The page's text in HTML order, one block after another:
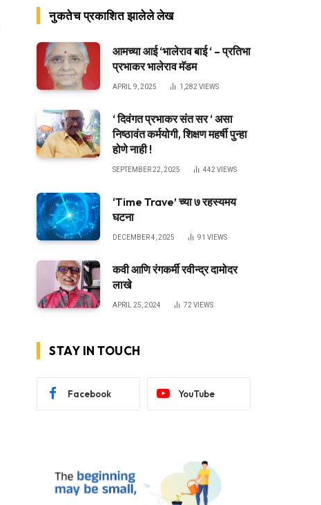
नुकतेच प्रकाशित झालेले लेख
आमच्या आई ‘भालेराव बाई ‘ – प्रतिभा
प्रभाकर भालेराव मॅडम
APRIL 9, 2025 1,282 VIEWS
‘ दिवंगत प्रभाकर संत सर ‘ असा
निष्ठावंत कर्मयोगी, शिक्षण महर्षी पुन्हा
होणे नाही !
SEPTEMBER 22, 2025 442 VIEWS
‘Time Trave’ च्या ७ रहस्यमय
घटना
DECEMBER 4, 2025 91 VIEWS
कवी आणि रंगकर्मी रवीन्द्र दामोदर
लाखे
APRIL 25, 2024 72 VIEWS
STAY IN TOUCH
Facebook YouTube